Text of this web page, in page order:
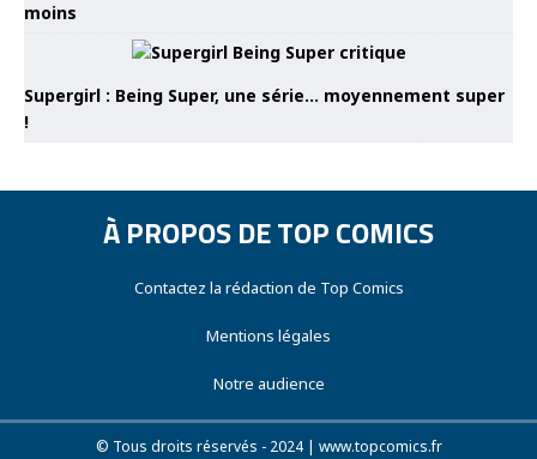
moins
Supergirl : Being Super, une série… moyennement super
!
À PROPOS DE TOP COMICS
Contactez la rédaction de Top Comics
Mentions légales
Notre audience
© Tous droits réservés - 2024 | www.topcomics.fr